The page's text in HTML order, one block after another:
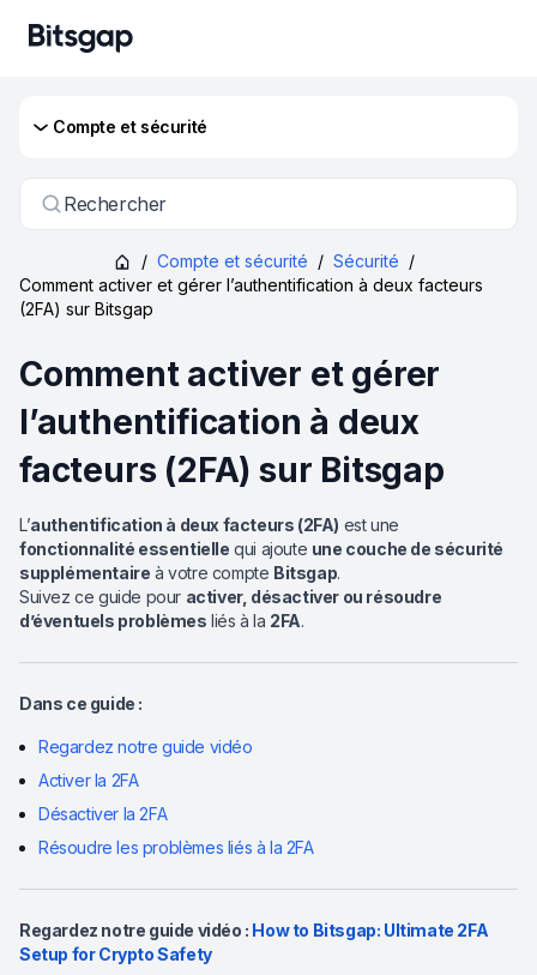
Compte et sécurité
Rechercher
/ Compte et sécurité / Sécurité /
Comment activer et gérer l’authentification à deux facteurs
(2FA) sur Bitsgap
Comment activer et gérer
l’authentification à deux
facteurs (2FA) sur Bitsgap
L’authentification à deux facteurs (2FA) est une
fonctionnalité essentielle qui ajoute une couche de sécurité
supplémentaire à votre compte Bitsgap.
Suivez ce guide pour activer, désactiver ou résoudre
d’éventuels problèmes liés à la 2FA.
Dans ce guide :
Regardez notre guide vidéo
Activer la 2FA
Désactiver la 2FA
Résoudre les problèmes liés à la 2FA
Regardez notre guide vidéo : How to Bitsgap: Ultimate 2FA
Setup for Crypto Safety